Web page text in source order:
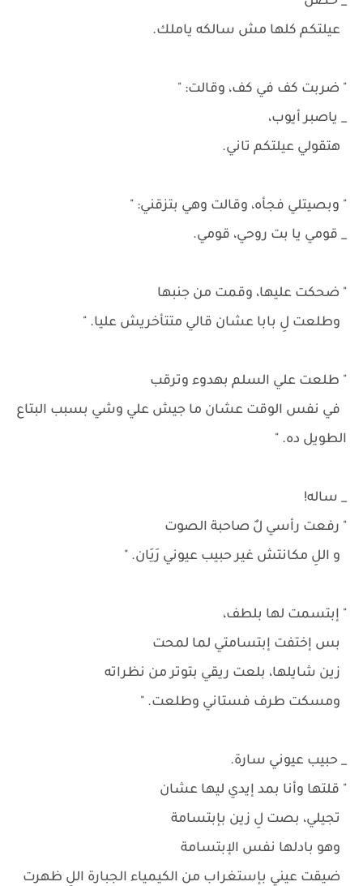
عيلتكم كلها مش سالكه ياملك.
" ضربت كف في كف، وقالت: "
_ ياصبر أيوب،
هتقولي عيلتكم تاني.
" وبصيتلي فجأه، وقالت وهي بتزقني: "
_ قومي يا بت روحي، قومي.
" ضحكت عليها، وقمت من جنبها
وطلعت لِ بابا عشان قالي متتأخريش عليا. "
" طلعت علي السلم بهدوء وترقب
في نفس الوقت عشان ما جيش علي وشي بسبب البتاع
الطويل ده. "
_ ساله!
" رفعت رأسي لٌ صاحبة الصوت
و اللِ مكانتش غير حبيب عيوني رَيَان. "
" إبتسمت لها بلطف،
بس إختفت إبتسامتي لما لمحت
زين شايلها، بلعت ريقي بتوتر من نظراته
ومسكت طرف فستاني وطلعت. "
_ حبيب عيوني سارة.
" قلتها وأنا بمد إيدي ليها عشان
تجيلي، بصت لِ زين بإبتسامة
وهو بادلها نفس الإبتسامة
ضيقت عيني بإستغراب من الكيمياء الجبارة اللِ ظهرت